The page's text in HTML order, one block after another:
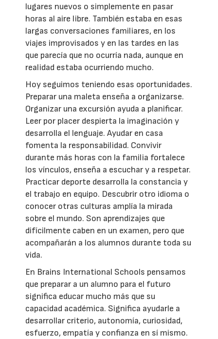
lugares nuevos o simplemente en pasar
horas al aire libre. También estaba en esas
largas conversaciones familiares, en los
viajes improvisados y en las tardes en las
que parecía que no ocurría nada, aunque en
realidad estaba ocurriendo mucho.
Hoy seguimos teniendo esas oportunidades.
Preparar una maleta enseña a organizarse.
Organizar una excursión ayuda a planificar.
Leer por placer despierta la imaginación y
desarrolla el lenguaje. Ayudar en casa
fomenta la responsabilidad. Convivir
durante más horas con la familia fortalece
los vínculos, enseña a escuchar y a respetar.
Practicar deporte desarrolla la constancia y
el trabajo en equipo. Descubrir otro idioma o
conocer otras culturas amplía la mirada
sobre el mundo. Son aprendizajes que
difícilmente caben en un examen, pero que
acompañarán a los alumnos durante toda su
vida.
En Brains International Schools pensamos
que preparar a un alumno para el futuro
significa educar mucho más que su
capacidad académica. Significa ayudarle a
desarrollar criterio, autonomía, curiosidad,
esfuerzo, empatía y confianza en sí mismo.